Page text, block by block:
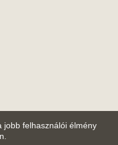
jobb felhasználói élmény